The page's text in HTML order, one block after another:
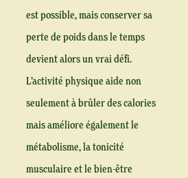
est possible, mais conserver sa
perte de poids dans le temps
devient alors un vrai défi.
L’activité physique aide non
seulement à brûler des calories
mais améliore également le
métabolisme, la tonicité
musculaire et le bien-être